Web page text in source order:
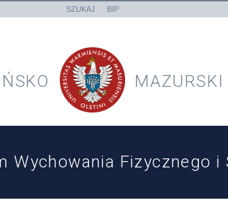
SZUKAJ BIP
MAZURSKI
Wychowania Fizycznego i